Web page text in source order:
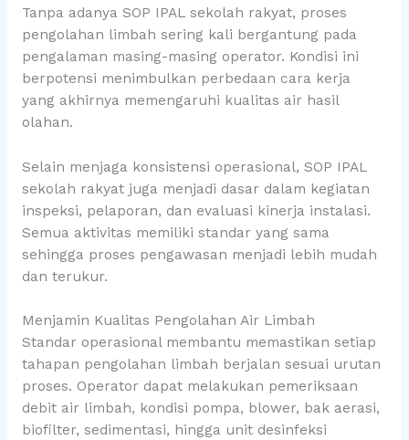
Tanpa adanya SOP IPAL sekolah rakyat, proses
pengolahan limbah sering kali bergantung pada
pengalaman masing-masing operator. Kondisi ini
berpotensi menimbulkan perbedaan cara kerja
yang akhirnya memengaruhi kualitas air hasil
olahan.
Selain menjaga konsistensi operasional, SOP IPAL
sekolah rakyat juga menjadi dasar dalam kegiatan
inspeksi, pelaporan, dan evaluasi kinerja instalasi.
Semua aktivitas memiliki standar yang sama
sehingga proses pengawasan menjadi lebih mudah
dan terukur.
Menjamin Kualitas Pengolahan Air Limbah
Standar operasional membantu memastikan setiap
tahapan pengolahan limbah berjalan sesuai urutan
proses. Operator dapat melakukan pemeriksaan
debit air limbah, kondisi pompa, blower, bak aerasi,
biofilter, sedimentasi, hingga unit desinfeksi